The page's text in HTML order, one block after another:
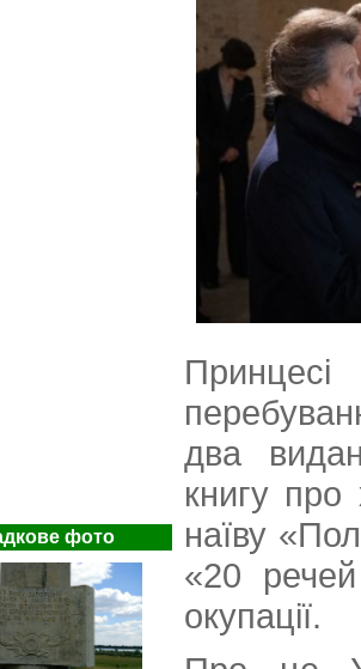
фото
два
книгу про
наїву
«20
окупації.